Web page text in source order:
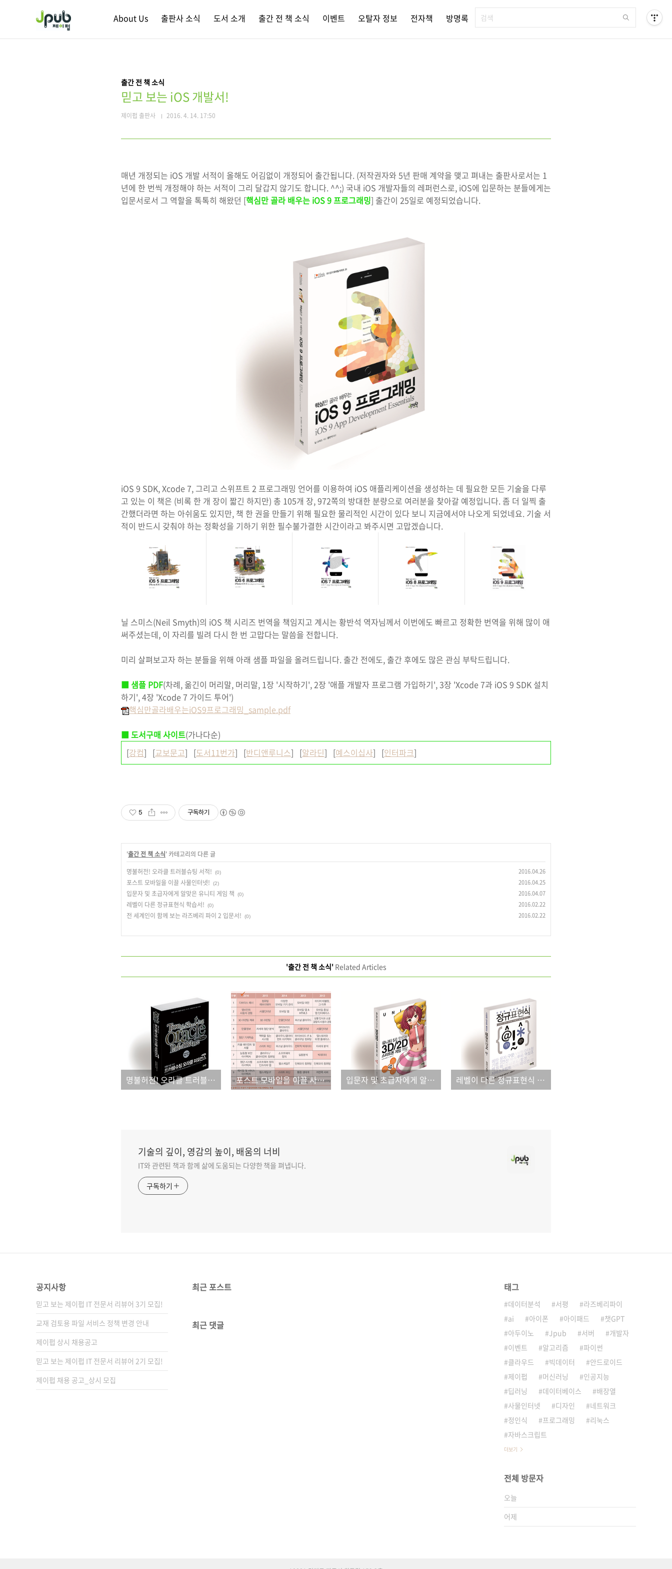
About Us 출판사 소식 도서 소개 출간 전 책 소식 이벤트 오탈자 정보 전자책 방명록
출간 전 책 소식
믿고 보는 iOS 개발서!
제이펍 출판사 2016. 4. 14. 17:50
매년 개정되는 iOS 개발 서적이 올해도 어김없이 개정되어 출간됩니다. (저작권자와 5년 판매 계약을 맺고 펴내는 출판사로서는 1
년에 한 번씩 개정해야 하는 서적이 그리 달갑지 않기도 합니다. ^^;) 국내 iOS 개발자들의 레퍼런스로, iOS에 입문하는 분들에게는
입문서로서 그 역할을 톡톡히 해왔던 [핵심만 골라 배우는 iOS 9 프로그래밍] 출간이 25일로 예정되었습니다.
iOS 9 SDK, Xcode 7, 그리고 스위프트 2 프로그래밍 언어를 이용하여 iOS 애플리케이션을 생성하는 데 필요한 모든 기술을 다루
고 있는 이 책은 (비록 한 개 장이 짧긴 하지만) 총 105개 장, 972쪽의 방대한 분량으로 여러분을 찾아갈 예정입니다. 좀 더 일찍 출
간했더라면 하는 아쉬움도 있지만, 책 한 권을 만들기 위해 필요한 물리적인 시간이 있다 보니 지금에서야 나오게 되었네요. 기술 서
적이 반드시 갖춰야 하는 정확성을 기하기 위한 필수불가결한 시간이라고 봐주시면 고맙겠습니다.
닐 스미스(Neil Smyth)의 iOS 책 시리즈 번역을 책임지고 계시는 황반석 역자님께서 이번에도 빠르고 정확한 번역을 위해 많이 애
써주셨는데, 이 자리를 빌려 다시 한 번 고맙다는 말씀을 전합니다.
미리 살펴보고자 하는 분들을 위해 아래 샘플 파일을 올려드립니다. 출간 전에도, 출간 후에도 많은 관심 부탁드립니다.
■ 샘플 PDF(차례, 옮긴이 머리말, 머리말, 1장 '시작하기', 2장 '애플 개발자 프로그램 가입하기', 3장 'Xcode 7과 iOS 9 SDK 설치
하기', 4장 'Xcode 7 가이드 투어')
핵심만골라배우는iOS9프로그래밍_sample.pdf
■ 도서구매 사이트(가나다순)
[강컴] [교보문고] [도서11번가] [반디앤루니스] [알라딘] [예스이십사] [인터파크]
5 구독하기
'출간 전 책 소식' 카테고리의 다른 글
명불허전! 오라클 트러블슈팅 서적!
(0) 2016.04.26
포스트 모바일을 이끌 사물인터넷! (2) 2016.04.25
입문자 및 초급자에게 알맞은 유니티 게임 책 (0) 2016.04.07
레벨이 다른 정규표현식 학습서! (0) 2016.02.22
전 세계인이 함께 보는 라즈베리 파이 2 입문서! (0) 2016.02.22
'출간 전 책 소식'Related Articles
명불허전! 오라클 트러블슈팅 서적! 포스트 모바일을 이끌 사물인터넷! 입문자 및 초급자에게 알맞은 유니티 게임 책 레벨이 다른 정규표현식 학습서!
기술의 깊이, 영감의 높이, 배움의 너비
IT와 관련된 책과 함께 삶에 도움되는 다양한 책을 펴냅니다.
구독하기
공지사항
믿고 보는 제이펍 IT 전문서 리뷰어 3기 모집!
교재 검토용 파일 서비스 정책 변경 안내
제이펍 상시 채용공고
믿고 보는 제이펍 IT 전문서 리뷰어 2기 모집!
제이펍 채용 공고_상시 모집
최근 포스트
최근 댓글
태그
데이터분석 서평
라즈베리파이
ai
아이폰 아이패드
챗GPT
아두이노
Jpub 서버
개발자
이벤트
알고리즘
파이썬
클라우드
빅데이터
안드로이드
제이펍
머신러닝
인공지능
딥러닝
데이터베이스
배장열
사물인터넷
디자인
네트워크
정인식
프로그래밍
리눅스
자바스크립트
더보기
전체 방문자
오늘
어제